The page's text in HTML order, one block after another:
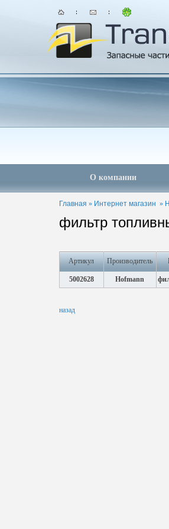
О компании
Главная » Интернет магазин »
фильтр
Артикул Производитель
5002628 Hofmann
назад